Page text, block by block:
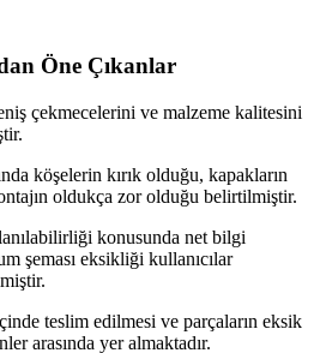
Öne Çıkanlar
çekmecelerini ve malzeme kalitesini
köşelerin kırık olduğu, kapakların
oldukça zor olduğu belirtilmiştir.
konusunda net bilgi
şeması eksikliği kullanıcılar
teslim edilmesi ve parçaların eksik
arasında yer almaktadır.